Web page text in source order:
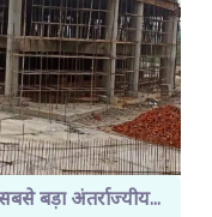
बड़ा अंतर्राज्यीय...